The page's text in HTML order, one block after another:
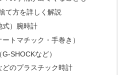
て方を詳しく解説
）腕時計
トマチック・手巻き）
SHOCKなど）
のプラスチック時計